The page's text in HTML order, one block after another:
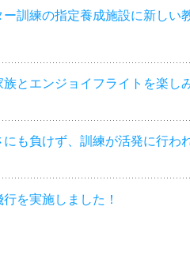
訓練の指定養成施設に新しい
とエンジョイフライトを楽し
も負けず、訓練が活発に行わ
を実施しました！